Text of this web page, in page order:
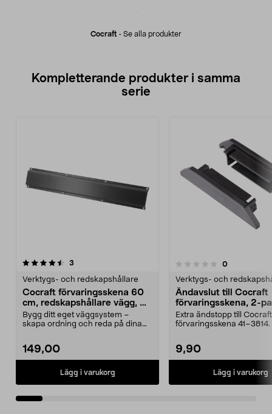
Cocraft - Se alla produkter
Kompletterande produkter i samma
serie
3
Verktygs- och redskapshållare
Cocraft förvaringsskena 60
cm, redskapshållare vägg, 2-
pack
Bygg ditt eget väggsystem –
skapa ordning och reda på dina
149,00
Lägg i varukorg
0.0 av 5 stjärnor 0recensioner
Verktygs- och
Ändavslut till Cocraft
förvaringsskena, 2-
Extra ändstopp till Cocraft
förvaringsskena
9,90
Lägg i varukorg
5.0av 5 stjärnor